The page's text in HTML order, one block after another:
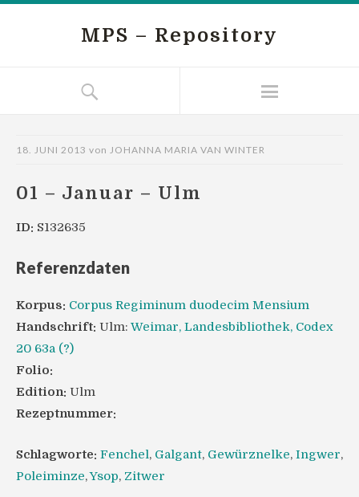
MPS – Repository
18. JUNI 2013 von JOHANNA MARIA VAN WINTER
01 – Januar – Ulm
ID: S132635
Referenzdaten
Korpus: Corpus Regiminum duodecim Mensium
Handschrift: Ulm: Weimar, Landesbibliothek, Codex
20 63a (?)
Folio:
Edition: Ulm
Rezeptnummer:
Schlagworte: Fenchel, Galgant, Gewürznelke, Ingwer,
Poleiminze,Ysop, Zitwer